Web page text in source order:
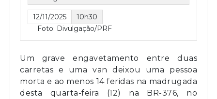
12/11/2025
10h30
Foto: Divulgação/PRF
Um grave engavetamento entre duas
carretas e uma van deixou uma pessoa
morta e ao menos 14 feridas na madrugada
desta quarta-feira (12) na BR-376, no